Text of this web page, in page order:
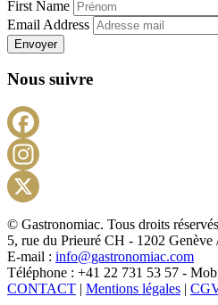
First Name
Email Address
Envoyer
Nous suivre
X
© Gastronomiac. Tous droits
5, rue du Prieuré CH - 1202 Genève
E-mail : info@gastronomiac.com
Téléphone : +41 22 731 53 57 -
CONTACT | Mentions légales |